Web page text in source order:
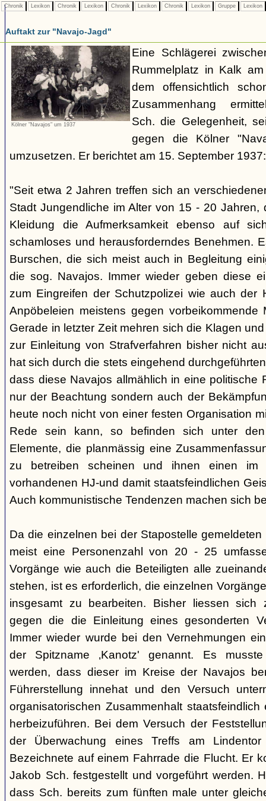
Chronik Lexikon Chronik Lexikon Chronik Lexikon Chronik Lexikon Gruppe Lexikon
Auftakt zur "Navajo-Jagd"
Kölner "Navajos" um 1937
Eine Schlägerei
Rummelplatz in Kalk
dem offensichtlich
Zusammenhang
Sch. die Gelegenheit,
gegen die Kölner
umzusetzen. Er berichtet am 15. September 1937:
"Seit etwa 2 Jahren treffen sich an
Stadt Jungendliche im Alter von 15 - 20 Jahren,
Kleidung die Aufmerksamkeit ebenso auf
schamloses und herausforderndes Benehmen.
Burschen, die sich meist auch in Begleitung
die sog. Navajos. Immer wieder geben diese
zum Eingreifen der Schutzpolizei wie auch der
Anpöbeleien meistens gegen vorbeikommende
Gerade in letzter Zeit mehren sich die Klagen
zur Einleitung von Strafverfahren bisher nicht
hat sich durch die stets eingehend
dass diese Navajos allmählich in eine politische
nur der Beachtung sondern auch der
heute noch nicht von einer festen Organisation
Rede sein kann, so befinden sich unter
Elemente, die planmässig eine
zu betreiben scheinen und ihnen einen im
vorhandenen HJ-und damit staatsfeindlichen
Auch kommunistische Tendenzen machen sich
Da die einzelnen bei der Stapostelle
meist eine Personenzahl von 20 - 25
Vorgänge wie auch die Beteiligten alle
stehen, ist es erforderlich, die einzelnen
insgesamt zu bearbeiten. Bisher liessen sich
gegen die die Einleitung eines gesonderten
Immer wieder wurde bei den Vernehmungen
der Spitzname ‚Kanotz' genannt. Es
werden, dass dieser im Kreise der Navajos
Führerstellung innehat und den Versuch
organisatorischen Zusammenhalt staatsfeindlich
herbeizuführen. Bei dem Versuch der
der Überwachung eines Treffs am
Bezeichnete auf einem Fahrrade die Flucht. Er
Jakob Sch. festgestellt und vorgeführt werden.
dass Sch. bereits zum fünften male unter